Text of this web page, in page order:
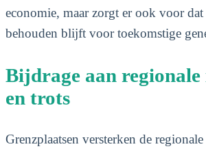
economie, maar zorgt er ook voor dat
behouden blijft voor toekomstige
Bijdrage aan
en trots
Grenzplaatsen versterken de